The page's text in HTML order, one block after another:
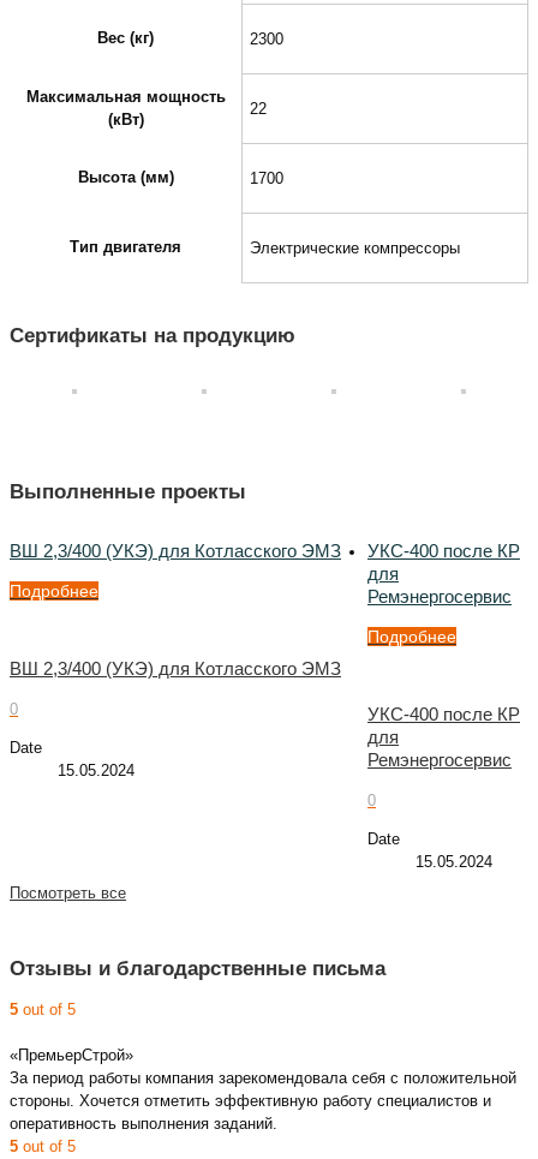
Вес (кг) 2300
Максимальная мощность
(кВт)
22
Высота (мм) 1700
Тип двигателя Электрические компрессоры
Сертификаты на продукцию
Выполненные проекты
ВШ 2,3/400 (УКЭ) для Котласского ЭМЗ
Подробнее
ВШ 2,3/400 (УКЭ) для Котласского ЭМЗ
0
Date
15.05.2024
УКС-400 после КР
для
Ремэнергосервис
Подробнее
УКС-400 после КР
для
Ремэнергосервис
0
Date
15.05.2024
Посмотреть все
Отзывы и благодарственные письма
5 out of 5
«ПремьерСтрой»
За период работы компания зарекомендовала себя с положительной
стороны. Хочется отметить эффективную работу специалистов и
оперативность выполнения заданий.
5 out of 5